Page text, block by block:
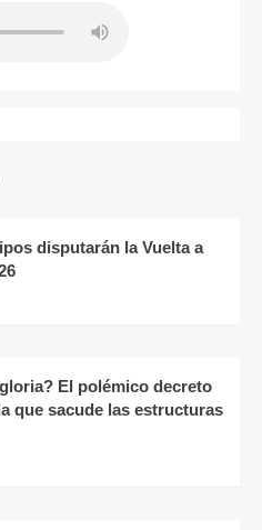
disputarán la Vuelta a
El polémico decreto
que sacude las estructuras